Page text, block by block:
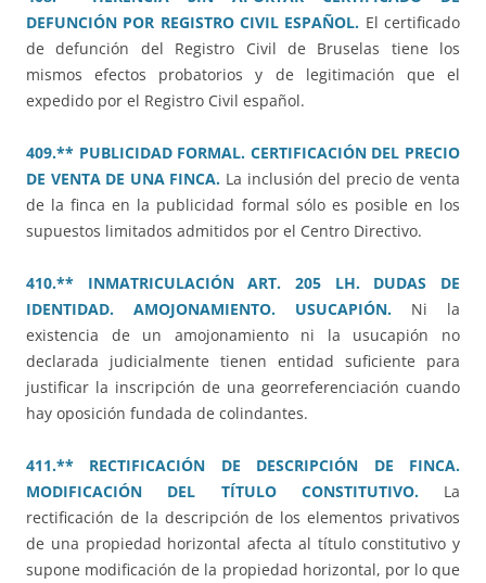
DEFUNCIÓN POR REGISTRO CIVIL ESPAÑOL. El certificado
de defunción del Registro Civil de Bruselas tiene los
mismos efectos probatorios y de legitimación que el
expedido por el Registro Civil español.
409.** PUBLICIDAD FORMAL. CERTIFICACIÓN DEL PRECIO
DE VENTA DE UNA FINCA. La inclusión del precio de venta
de la finca en la publicidad formal sólo es posible en los
supuestos limitados admitidos por el Centro Directivo.
410.** INMATRICULACIÓN ART. 205 LH. DUDAS DE
IDENTIDAD. AMOJONAMIENTO. USUCAPIÓN.
Ni la
existencia de un amojonamiento ni la usucapión no
declarada judicialmente tienen entidad suficiente para
justificar la inscripción de una georreferenciación cuando
hay oposición fundada de colindantes.
411.** RECTIFICACIÓN DE DESCRIPCIÓN DE FINCA.
MODIFICACIÓN DEL TÍTULO CONSTITUTIVO.
La
rectificación de la descripción de los elementos privativos
de una propiedad horizontal afecta al título constitutivo y
supone modificación de la propiedad horizontal, por lo que